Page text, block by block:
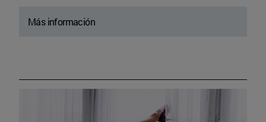
Más información